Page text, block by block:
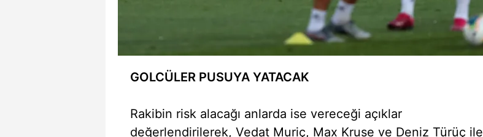
GOLCÜLER PUSUYA YATACAK
Rakibin risk alacağı anlarda ise vereceği açıklar
değerlendirilerek, Vedat Muriç, Max Kruse ve Deniz Türüç ile